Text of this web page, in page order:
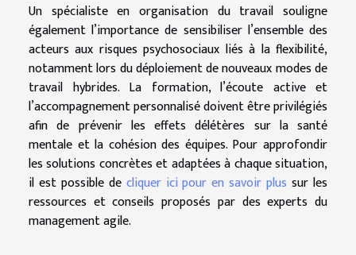
Un spécialiste en organisation du travail souligne
également l’importance de sensibiliser l’ensemble des
acteurs aux risques psychosociaux liés à la flexibilité,
notamment lors du déploiement de nouveaux modes de
travail hybrides. La formation, l’écoute active et
l’accompagnement personnalisé doivent être privilégiés
afin de prévenir les effets délétères sur la santé
mentale et la cohésion des équipes. Pour approfondir
les solutions concrètes et adaptées à chaque situation,
il est possible de cliquer ici pour en savoir plus sur les
ressources et conseils proposés par des experts du
management agile.